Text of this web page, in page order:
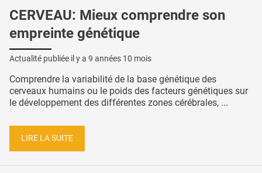
CERVEAU: Mieux comprendre son
empreinte génétique
Actualité publiée il y a 9 années 10 mois
Comprendre la variabilité de la base génétique des
cerveaux humains ou le poids des facteurs génétiques sur
le développement des différentes zones cérébrales, ...
LIRE LA SUITE